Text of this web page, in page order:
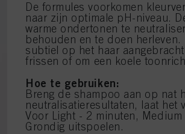
De formules voorkomen
naar zijn optimale pH-niveau.
warme ondertonen te
behouden en te doen
subtiel op het haar
frissen of om een koele
Hoe te gebruiken:
Breng de shampoo aan op nat
neutralisatieresultaten, laat
Voor Light - 2 minuten,
Grondig uitspoelen.